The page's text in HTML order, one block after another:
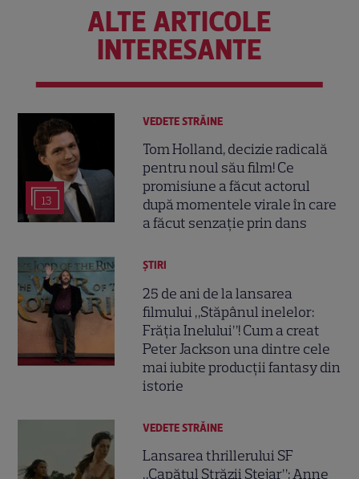
ALTE ARTICOLE
INTERESANTE
13
VEDETE STRĂINE
Tom Holland, decizie radicală
pentru noul său film! Ce
promisiune a făcut actorul
după momentele virale în care
a făcut senzație prin dans
ȘTIRI
25 de ani de la lansarea
filmului „Stăpânul inelelor:
Frăția Inelului”! Cum a creat
Peter Jackson una dintre cele
mai iubite producții fantasy din
istorie
VEDETE STRĂINE
Lansarea thrillerului SF
„Capătul Străzii Stejar”: Anne